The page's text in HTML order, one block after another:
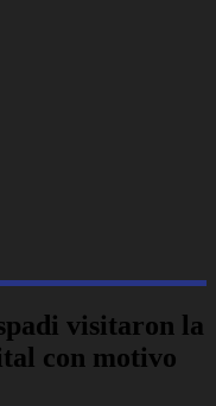
visitaron la
con motivo